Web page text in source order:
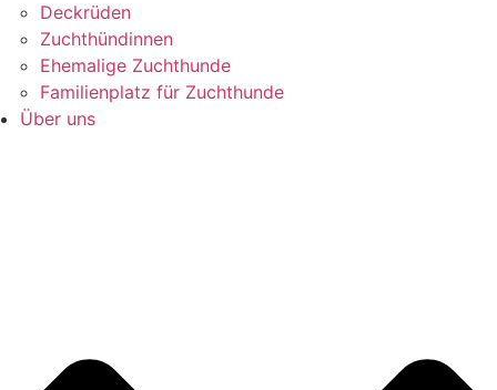
Deckrüden
Zuchthündinnen
Ehemalige Zuchthunde
Familienplatz für Zuchthunde
Über uns